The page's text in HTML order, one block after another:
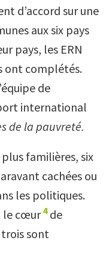
d’accord sur une
aux six pays
pays, les ERN
ont complétés.
de
international
de la pauvreté.
familières, six
cachées ou
les politiques.
le cœur 4de
trois sont